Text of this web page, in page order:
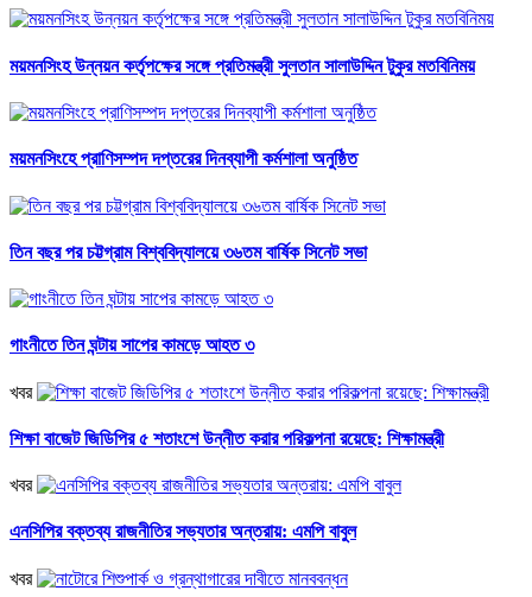
ময়মনসিংহ উন্নয়ন কর্তৃপক্ষের সঙ্গে প্রতিমন্ত্রী সুলতান সালাউদ্দিন টুকুর মতবিনিময়
ময়মনসিংহে প্রাণিসম্পদ দপ্তরের দিনব্যাপী কর্মশালা অনুষ্ঠিত
তিন বছর পর চট্টগ্রাম বিশ্ববিদ্যালয়ে ৩৬তম বার্ষিক সিনেট সভা
গাংনীতে তিন ঘন্টায় সাপের কামড়ে আহত ৩
খবর
শিক্ষা বাজেট জিডিপির ৫ শতাংশে উন্নীত করার পরিকল্পনা রয়েছে: শিক্ষামন্ত্রী
খবর
এনসিপির বক্তব্য রাজনীতির সভ্যতার অন্তরায়: এমপি বাবুল
খবর